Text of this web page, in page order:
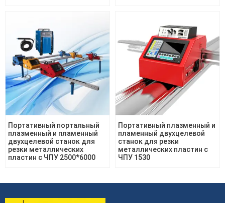
Портативный портальный
плазменный и пламенный
двухцелевой станок для
резки металлических
пластин с ЧПУ 2500*6000
Портативный плазменный и
пламенный двухцелевой
станок для резки
металлических пластин с
ЧПУ 1530